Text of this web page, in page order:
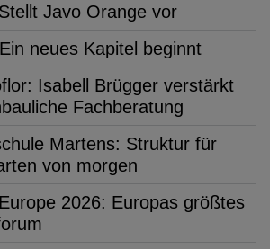
Javo Orange vor
neues Kapitel beginnt
Isabell Brügger verstärkt
Fachberatung
Martens: Struktur für
von morgen
2026: Europas größtes